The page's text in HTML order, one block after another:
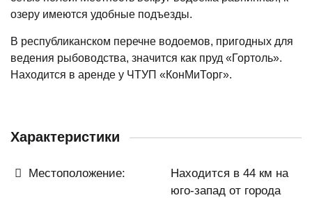
озеру имеются удобные подъезды.
В республиканском перечне водоемов, пригодных для
ведения рыбоводства, значится как пруд «Гортоль».
Находится в аренде у ЧТУП «КонМиТорг».
Характеристики
Местоположение:
Находится в 44 км на
юго-запад от города